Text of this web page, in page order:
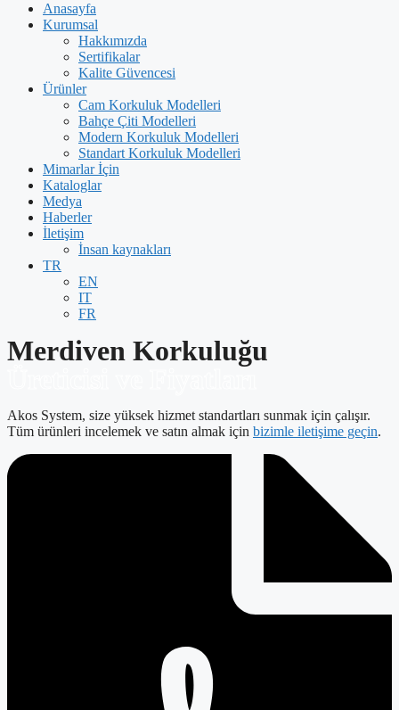
Anasayfa
Kurumsal
Hakkımızda
Sertifikalar
Kalite Güvencesi
Ürünler
Cam Korkuluk Modelleri
Bahçe Çiti Modelleri
Modern Korkuluk Modelleri
Standart Korkuluk Modelleri
Mimarlar İçin
Kataloglar
Medya
Haberler
İletişim
İnsan kaynakları
TR
EN
IT
FR
Merdiven Korkuluğu
Akos System, size yüksek hizmet standartları sunmak için çalışır.
Tüm ürünleri incelemek ve satın almak için bizimle iletişime geçin.